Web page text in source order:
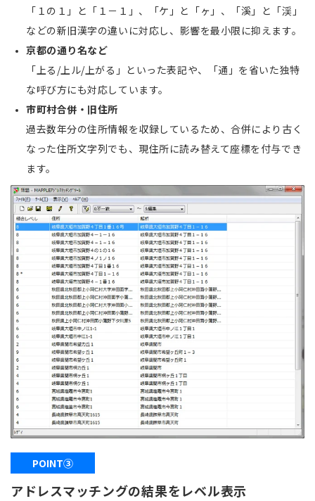
「１の１」と「１－１」、「ケ」と「ヶ」、「溪」と「渓」
などの新旧漢字の違いに対応し、影響を最小限に抑えます。
京都の通り名など
「上る/上ル/上がる」といった表記や、「通」を省いた独特
な呼び方にも対応しています。
市町村合併・旧住所
過去数年分の住所情報を収録しているため、合併により古く
なった住所文字列でも、現住所に読み替えて座標を付与でき
ます。
POINT③
アドレスマッチングの結果をレベル表示